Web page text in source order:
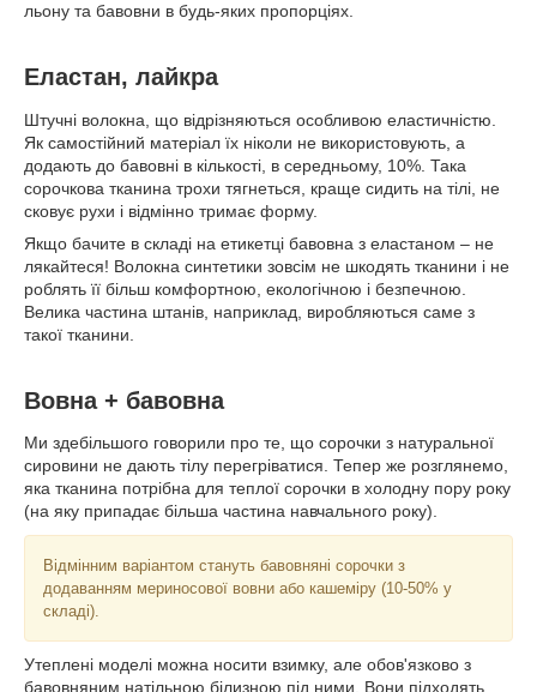
льону та бавовни в будь-яких пропорціях.
Еластан, лайкра
Штучні волокна, що відрізняються особливою еластичністю.
Як самостійний матеріал їх ніколи не використовують, а
додають до бавовні в кількості, в середньому, 10%. Така
сорочкова тканина трохи тягнеться, краще сидить на тілі, не
сковує рухи і відмінно тримає форму.
Якщо бачите в складі на етикетці бавовна з еластаном – не
лякайтеся! Волокна синтетики зовсім не шкодять тканини і не
роблять її більш комфортною, екологічною і безпечною.
Велика частина штанів, наприклад, виробляються саме з
такої тканини.
Вовна + бавовна
Ми здебільшого говорили про те, що сорочки з натуральної
сировини не дають тілу перегріватися. Тепер же розглянемо,
яка тканина потрібна для теплої сорочки в холодну пору року
(на яку припадає більша частина навчального року).
Відмінним варіантом стануть бавовняні сорочки з
додаванням мериносової вовни або кашеміру (10-50% у
складі).
Утеплені моделі можна носити взимку, але обов'язково з
бавовняним натільною білизною під ними. Вони підходять